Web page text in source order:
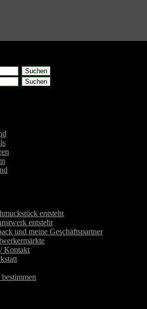
Suchen
entsteht
entsteht
und meine Geschäftspartner
Kontakt